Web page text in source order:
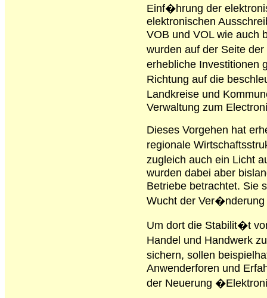
Einf�hrung der
elektronischen
VOB und VOL wie auch
wurden auf der Seite
erhebliche
Richtung auf die
Landkreise und
Verwaltung zum
Dieses Vorgehen hat
regionale
zugleich auch ein Licht
wurden dabei aber
Betriebe betrachtet. Sie
Wucht der
Um dort die Stabilit�t
Handel und Handwerk
sichern, sollen
Anwenderforen und
der Neuerung